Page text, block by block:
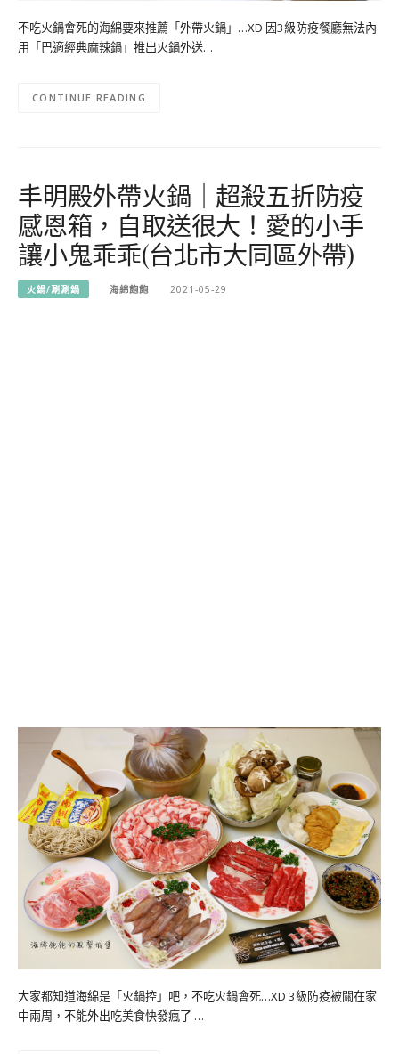
不吃火鍋會死的海綿要來推薦「外帶火鍋」…XD 因3級防疫餐廳無法內
用「巴適經典麻辣鍋」推出火鍋外送…
CONTINUE READING
丰明殿外帶火鍋｜超殺五折防疫
感恩箱，自取送很大！愛的小手
讓小鬼乖乖(台北市大同區外帶)
火鍋/涮涮鍋 海綿飽飽 2021-05-29
大家都知道海綿是「火鍋控」吧，不吃火鍋會死…XD 3級防疫被關在家
中兩周，不能外出吃美食快發瘋了 …